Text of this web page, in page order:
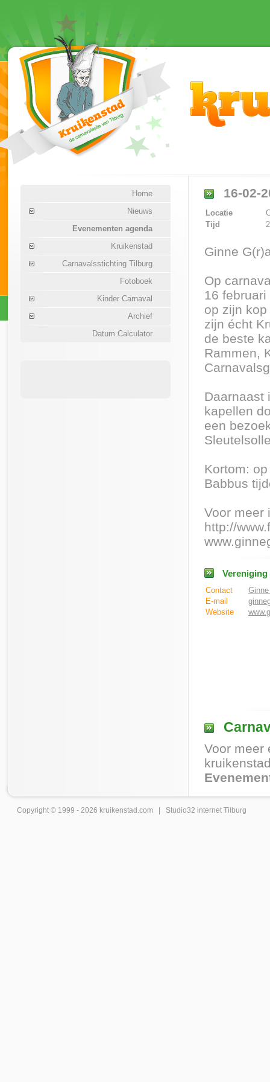
Home
Nieuws
Evenementen agenda
Kruikenstad
Carnavalsstichting Tilburg
Fotoboek
Kinder Carnaval
Archief
Datum Calculator
16-02-
Locatie
Tijd
Ginne
Op
16
op zijn
zijn écht
de beste
Rammen,
Daarnaast
kapellen
een
Kortom:
Babbus
Voor meer
http://
Vereniging
Contact
E-mail
Website
Voor meer
Copyright © 1999 - 2026 kruikenstad .com | Studio32 internet Tilburg